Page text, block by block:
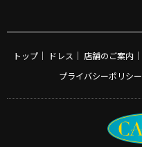
トップ｜ ドレス ｜ 店舗のご案内｜
プライバシーポリシー